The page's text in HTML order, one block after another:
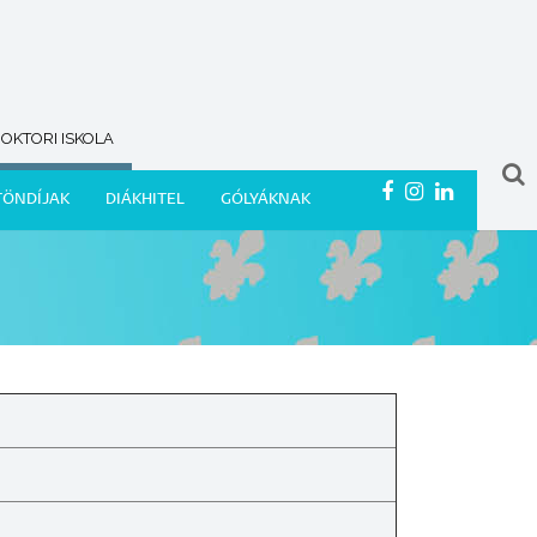
ISKOLA
DIÁKHITEL GÓLYÁKNAK